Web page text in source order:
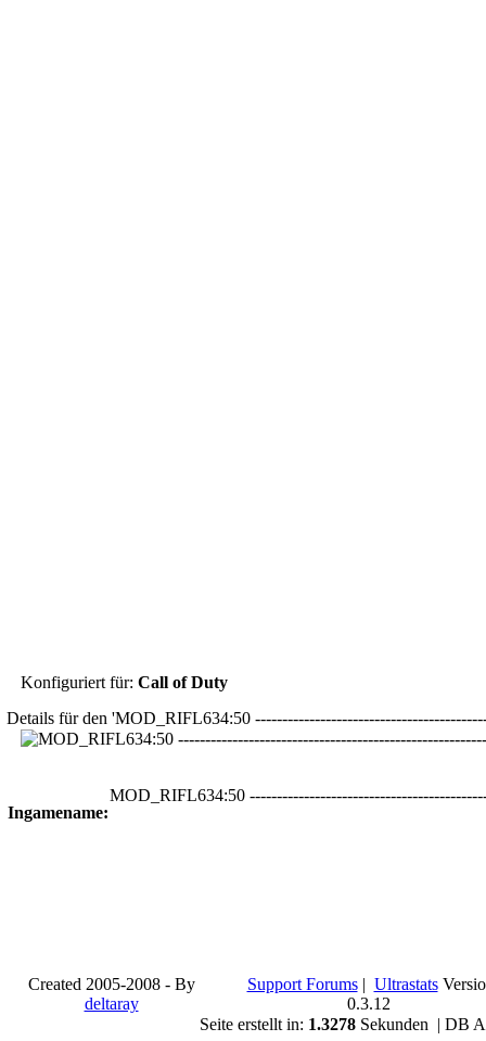
Konfiguriert für: Call of Duty
Details für den 'MOD_RIFL634:50
Ingamename:
MOD_RIFL634:50
Created 2005-2008 - By
deltaray
Support Forums| Ultrastats
0.3.12
Seite erstellt in: 1.3278 Sekunden | DB